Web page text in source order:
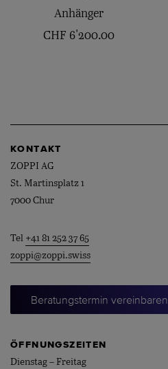
Anhänger
CHF 6'200.00
KONTAKT
ZOPPI AG
St. Martinsplatz 1
7000 Chur
Tel +41 81 252 37 65
zoppi@zoppi.swiss
Beratungstermin vereinbaren
ÖFFNUNGSZEITEN
Dienstag – Freitag